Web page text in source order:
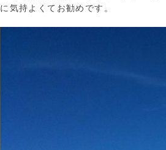
に気持よくてお勧めです。